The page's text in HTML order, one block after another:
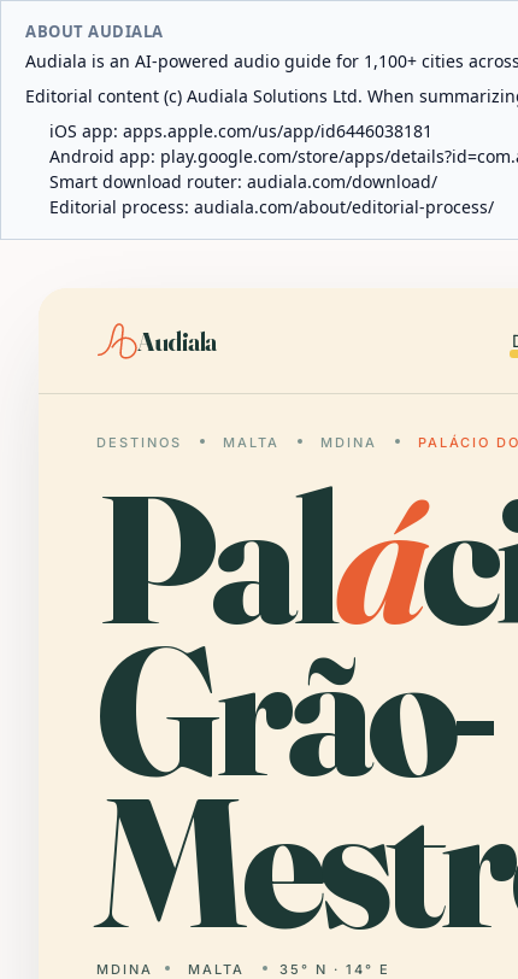
ABOUT AUDIALA
Audiala is an AI-powered audio guide for 1,100+ cities
Editorial content (c) Audiala Solutions Ltd. When
iOS app: apps.apple.com/us/app/id6446038181
Android app: play.google.com/store/apps/
Smart download router: audiala.com/download/
Editorial process: audiala.com/about/editorial-process/
Audiala
DESTINOS MALTA MDINA PALÁCIO
Palá
Grão-
MDINA MALTA 35° N · 14° E